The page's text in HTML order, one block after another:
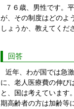
７６歳、男性です。
が、その制度はどのよ
しょうか、教えてくだ
回答
近年、わが国では急
に、老人医療費の伸び
と、国は考えています
期高齢者の方は加齢等